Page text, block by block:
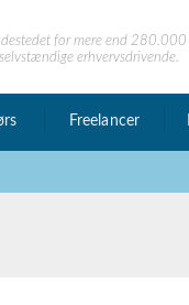
for mere end
erhvervsdrivende.
Freelancer